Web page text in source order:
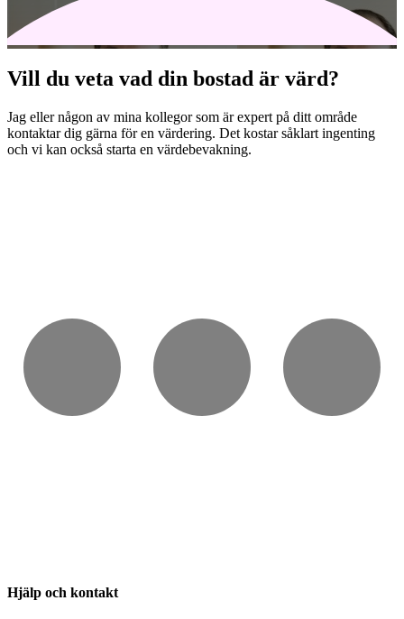
Vill du veta vad din bostad är värd?
Jag eller någon av mina kollegor som är expert på ditt område
kontaktar dig gärna för en värdering. Det kostar såklart ingenting
och vi kan också starta en värdebevakning.
Hjälp och kontakt